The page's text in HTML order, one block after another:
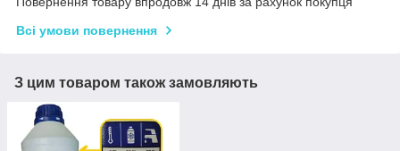
Всі умови повернення
З цим товаром також замовляють